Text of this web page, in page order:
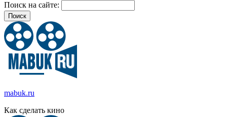
Поиск на сайте:
mabuk.ru
Как сделать кино